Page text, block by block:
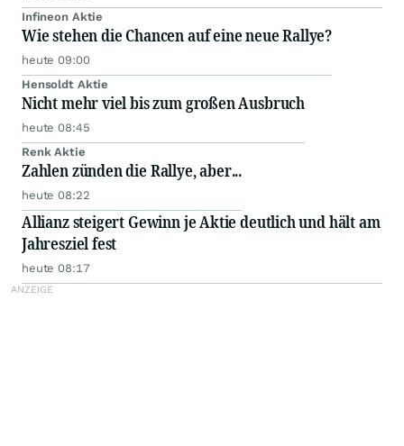
Infineon Aktie
Wie stehen die Chancen auf eine neue Rallye?
heute 09:00
Hensoldt Aktie
Nicht mehr viel bis zum großen Ausbruch
heute 08:45
Renk Aktie
Zahlen zünden die Rallye, aber...
heute 08:22
Allianz steigert Gewinn je Aktie deutlich und hält am
Jahresziel fest
heute 08:17